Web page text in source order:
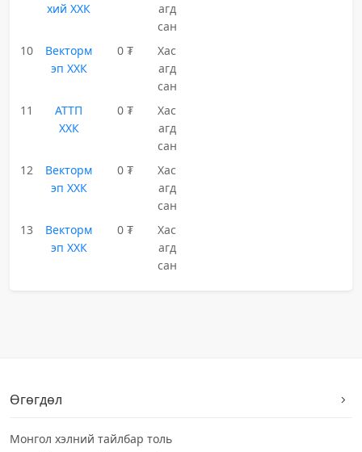
хий ХХК
агд
сан
10
Векторм
эп ХХК
0 ₮
Хас
агд
сан
11
АТТП
ХХК
0 ₮
Хас
агд
сан
12
Векторм
эп ХХК
0 ₮
Хас
агд
сан
13
Векторм
эп ХХК
0 ₮
Хас
агд
сан
Өгөгдөл
Монгол хэлний тайлбар толь